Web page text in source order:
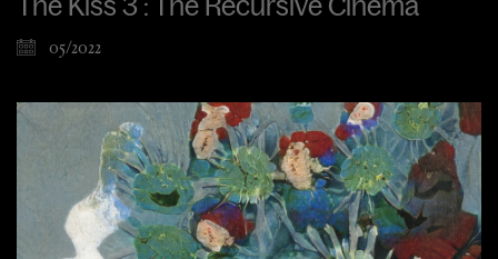
The Kiss 3 : The Recursive Cinema
05/2022